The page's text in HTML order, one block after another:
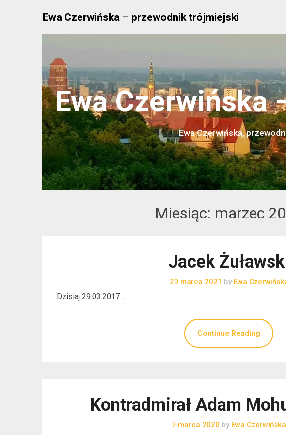
Ewa Czerwińska – przewodnik trójmiejski
Ewa Czerwińska
Ewa Czerwińska,
Miesiąc: marzec
Jacek
29 marca 2021 byEwa
Dzisiaj 29.03.2017 …
Continue Reading
Kontradmirał Adam
7 marca 2020 by Ewa Czerwińska